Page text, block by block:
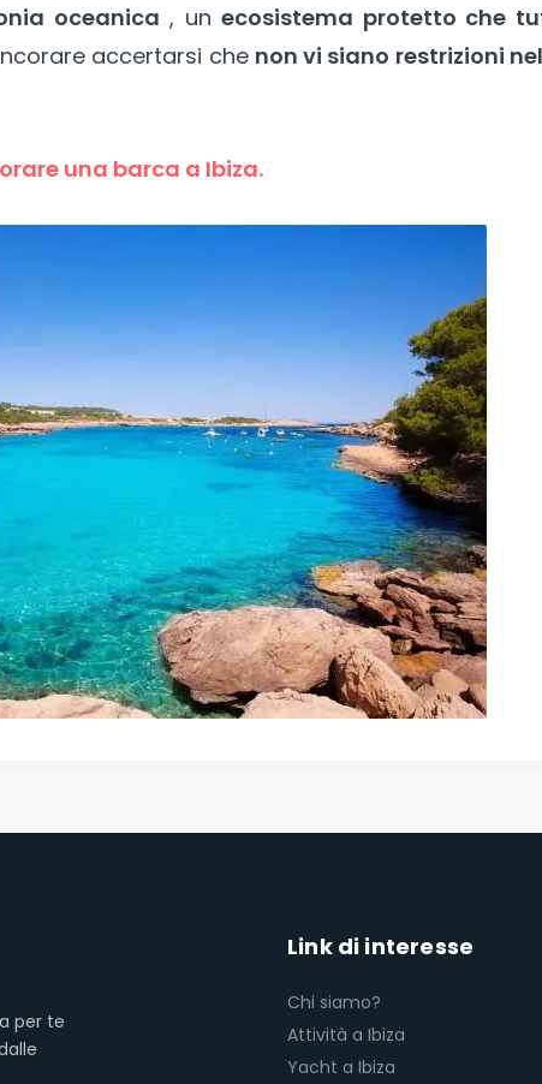
oceanica , unecosistema protetto che
accertarsi che non vi siano restrizioni
una barca a Ibiza.
per te
Link di interesse
Chi siamo?
Attività a Ibiza
Yacht a Ibiza